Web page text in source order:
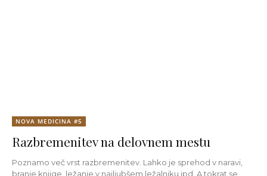
NOVA MEDICINA #5
Razbremenitev na delovnem mestu
Poznamo več vrst razbremenitev. Lahko je sprehod v naravi,
branje knjige, ležanje v najljubšem ležalniku ipd. A tokrat se